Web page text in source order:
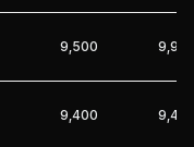
9,500
9,400